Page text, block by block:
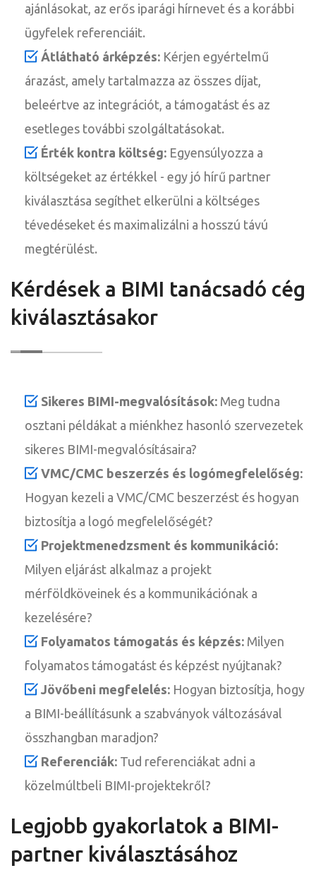
ajánlásokat, az erős iparági hírnevet és a korábbi
ügyfelek referenciáit.
Átlátható árképzés: Kérjen egyértelmű
árazást, amely tartalmazza az összes díjat,
beleértve az integrációt, a támogatást és az
esetleges további szolgáltatásokat.
Érték kontra költség: Egyensúlyozza a
költségeket az értékkel - egy jó hírű partner
kiválasztása segíthet elkerülni a költséges
tévedéseket és maximalizálni a hosszú távú
megtérülést.
Kérdések a BIMI tanácsadó cég
kiválasztásakor
Sikeres BIMI-megvalósítások: Meg tudna
osztani példákat a miénkhez hasonló szervezetek
sikeres BIMI-megvalósításaira?
VMC/CMC beszerzés és logómegfelelőség:
Hogyan kezeli a VMC/CMC beszerzést és hogyan
biztosítja a logó megfelelőségét?
Projektmenedzsment és kommunikáció:
Milyen eljárást alkalmaz a projekt
mérföldköveinek és a kommunikációnak a
kezelésére?
Folyamatos támogatás és képzés: Milyen
folyamatos támogatást és képzést nyújtanak?
Jövőbeni megfelelés: Hogyan biztosítja, hogy
a BIMI-beállításunk a szabványok változásával
összhangban maradjon?
Referenciák: Tud referenciákat adni a
közelmúltbeli BIMI-projektekről?
Legjobb gyakorlatok a BIMI-
partner kiválasztásához